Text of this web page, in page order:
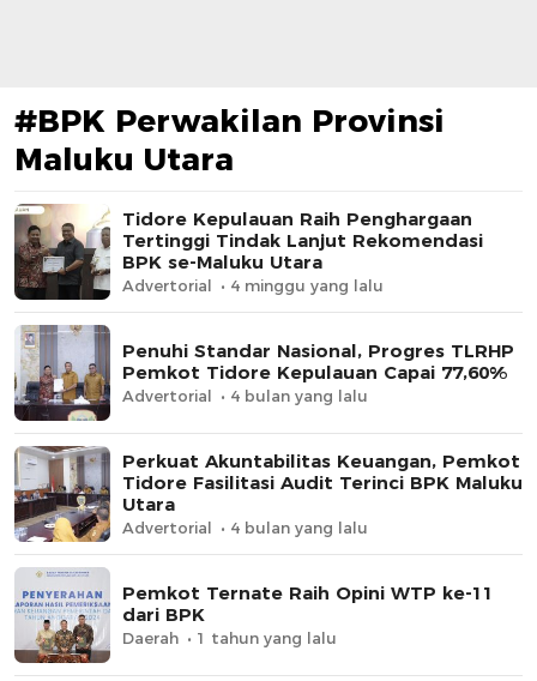
#BPK Perwakilan Provinsi
Maluku Utara
Tidore Kepulauan Raih Penghargaan
Tertinggi Tindak Lanjut Rekomendasi
BPK se-Maluku Utara
Advertorial 4 minggu yang lalu
​Penuhi Standar Nasional, Progres TLRHP
Pemkot Tidore Kepulauan Capai 77,60%
Advertorial 4 bulan yang lalu
Perkuat Akuntabilitas Keuangan, Pemkot
Tidore Fasilitasi Audit Terinci BPK Maluku
Utara
Advertorial 4 bulan yang lalu
Pemkot Ternate Raih Opini WTP ke-11
dari BPK
Daerah 1 tahun yang lalu